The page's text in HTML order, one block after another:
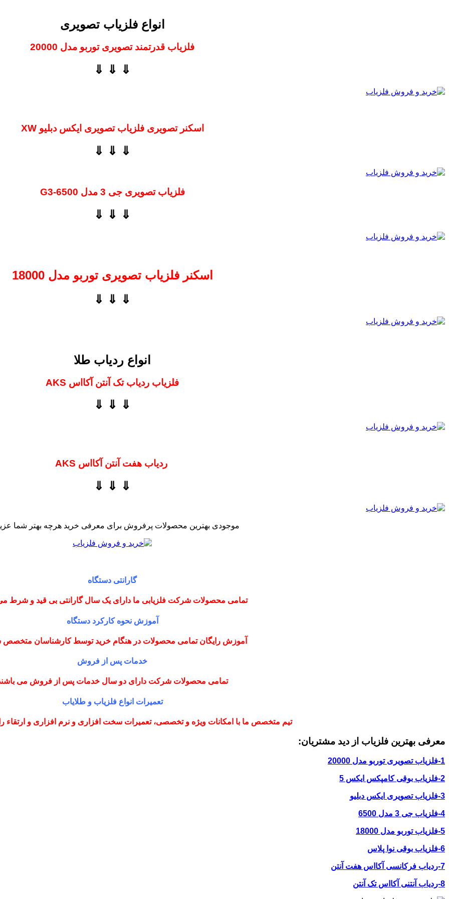
انواع فلزیاب تصویری
فلزیاب قدرتمند تصویری توربو مدل 20000
⇓ ⇓ ⇓
اسکنر تصویری فلزیاب تصویری ایکس دبلیو XW
⇓ ⇓ ⇓
فلزیاب تصویری جی 3 مدل G3-6500
⇓ ⇓ ⇓
اسکنر فلزیاب تصویری توربو مدل 18000
⇓ ⇓ ⇓
انواع ردیاب طلا
فلزیاب ردیاب تک آنتن آکااس AKS
⇓ ⇓ ⇓
ردیاب هفت آنتن آکااس AKS
⇓ ⇓ ⇓
موجودی بهترین محصولات پرفروش برای معرفی خرید هرچه بهتر شما
گارانتی دستگاه
تمامی محصولات شرکت فلزیابی ما دارای یک سال گارانتی بی قید و شرط
آموزش نحوه کارکرد دستگاه
آموزش رایگان تمامی محصولات در هنگام خرید توسط کارشناسان
خدمات پس از فروش
تمامی محصولات شرکت دارای دو سال خدمات پس از فروش می
تعمیرات انواع فلزیاب و طلایاب
تیم متخصص ما با امکانات ویژه و تخصصی، تعمیرات سخت افزاری و نرم افزاری و ارتقاء را
معرفی بهترین فلزیاب از دید مشتریان:
1-فلزیاب تصویری توربو مدل 20000
2-فلزیاب بوقی کامپکس ایکس 5
3-فلزیاب تصویری ایکس دبلیو
4-فلزیاب جی 3 مدل 6500
5-فلزیاب توربو مدل 18000
6-فلزیاب بوقی نوا پلاس
7-ردیاب فرکانسی آکااس هفت آنتن
8-ردیاب آنتنی آکااس تک آنتن